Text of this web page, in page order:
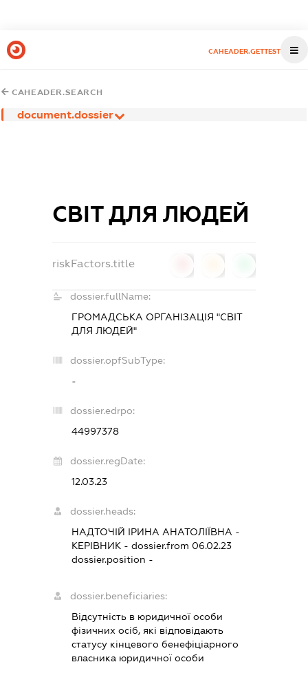
CAHEADER.GETTEST
CAHEADER.SEARCH
document.dossier
СВІТ ДЛЯ ЛЮДЕЙ
riskFactors.title
dossier.fullName:
ГРОМАДСЬКА ОРГАНІЗАЦІЯ "СВІТ
ДЛЯ ЛЮДЕЙ"
dossier.opfSubType:
-
dossier.edrpo:
44997378
dossier.regDate:
12.03.23
dossier.heads:
НАДТОЧІЙ ІРИНА АНАТОЛІЇВНА -
КЕРІВНИК - dossier.from 06.02.23
dossier.position -
dossier.beneficiaries:
Відсутність в юридичної особи
фізичних осіб, які відповідають
статусу кінцевого бенефіціарного
власника юридичної особи